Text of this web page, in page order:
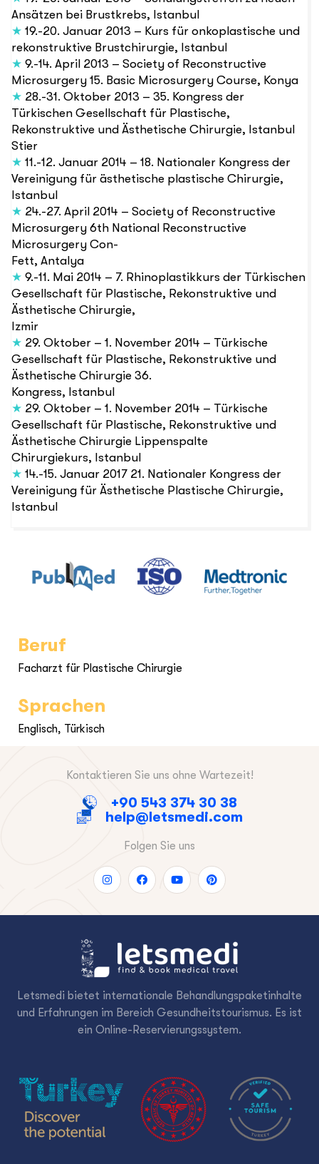
Ansätzen bei Brustkrebs, Istanbul
★ 19.-20. Januar 2013 – Kurs für onkoplastische und
rekonstruktive Brustchirurgie, Istanbul
★ 9.-14. April 2013 – Society of Reconstructive
Microsurgery 15. Basic Microsurgery Course, Konya
★ 28.-31. Oktober 2013 – 35. Kongress der
Türkischen Gesellschaft für Plastische,
Rekonstruktive und Ästhetische Chirurgie, Istanbul
Stier
★ 11.-12. Januar 2014 – 18. Nationaler Kongress der
Vereinigung für ästhetische plastische Chirurgie,
Istanbul
★ 24.-27. April 2014 – Society of Reconstructive
Microsurgery 6th National Reconstructive
Microsurgery Con-
Fett, Antalya
★ 9.-11. Mai 2014 – 7. Rhinoplastikkurs der Türkischen
Gesellschaft für Plastische, Rekonstruktive und
Ästhetische Chirurgie,
Izmir
★ 29. Oktober – 1. November 2014 – Türkische
Gesellschaft für Plastische, Rekonstruktive und
Ästhetische Chirurgie 36.
Kongress, Istanbul
★ 29. Oktober – 1. November 2014 – Türkische
Gesellschaft für Plastische, Rekonstruktive und
Ästhetische Chirurgie Lippenspalte
Chirurgiekurs, Istanbul
★ 14.-15. Januar 2017 21. Nationaler Kongress der
Vereinigung für Ästhetische Plastische Chirurgie,
Istanbul
Beruf
Facharzt für Plastische Chirurgie
Sprachen
Englisch, Türkisch
Kontaktieren Sie uns ohne Wartezeit!
+90 543 374 30 38
help@letsmedi.com
Folgen Sie uns
Letsmedi bietet internationale Behandlungspaketinhalte
und Erfahrungen im Bereich Gesundheitstourismus. Es ist
ein Online-Reservierungssystem.